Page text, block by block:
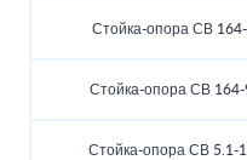
Стойка-опора СВ
Стойка-опора СВ 164-
Стойка-опора СВ 5.1-